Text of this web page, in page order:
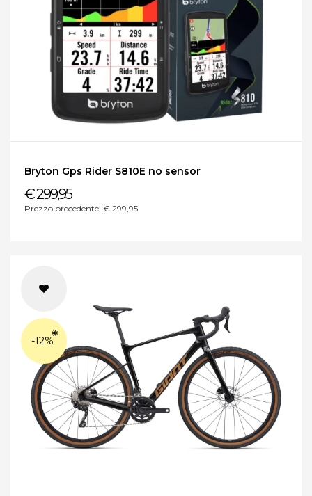
Bryton Gps Rider S810E no sensor
€ 299,95
Prezzo precedente: € 299,95
-12%